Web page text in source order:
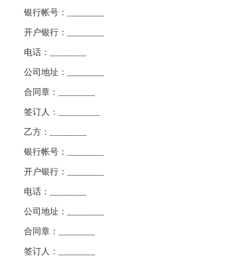
银行帐号：________
开户银行：________
电话：________
公司地址：________
合同章：________
签订人：_________
乙方：________
银行帐号：________
开户银行：________
电话：________
公司地址：________
合同章：________
签订人：________